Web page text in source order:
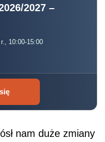
2027 –
10:00-15:00
nam duże zmiany